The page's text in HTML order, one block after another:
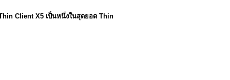
Client X5 เป็นหนึ่งในสุดยอด Thin